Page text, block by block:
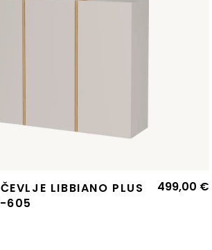
LIBBIANO PLUS
605
499,00 €